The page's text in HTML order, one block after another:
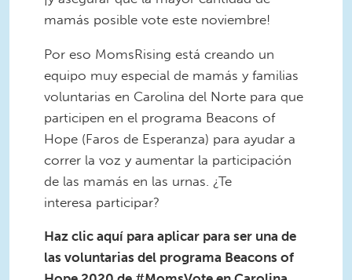
mamás posible vote este noviembre!
Por eso MomsRising está creando un
equipo muy especial de mamás y familias
voluntarias en Carolina del Norte para que
participen en el programa Beacons of
Hope (Faros de Esperanza) para ayudar a
correr la voz y aumentar la participación
de las mamás en las urnas. ¿Te
interesa participar?
Haz clic aquí para aplicar para ser una de
las voluntarias del programa Beacons of